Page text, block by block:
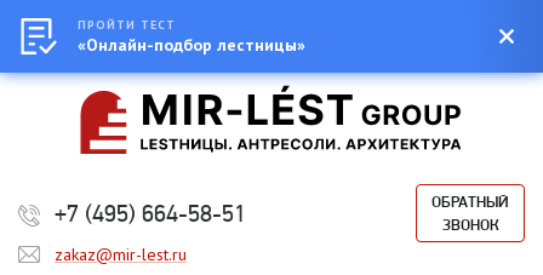
ЕкатеринбургКазаньНовосибирск
Петербург
Сумма:
+7 (495) 664-58-51
ОБРАТНЫЙ
ЗВОНОК
zakaz@mir-lest.ru
ПРОЙТИ ТЕСТ
«Онлайн-подбор лестницы»